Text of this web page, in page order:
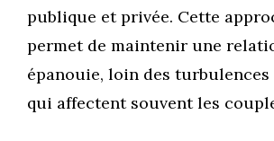
publique et privée. Cette
permet de maintenir une
épanouie, loin des
qui affectent souvent les